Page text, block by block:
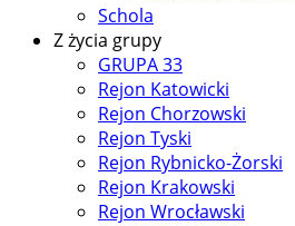
Schola
Z życia grupy
GRUPA 33
Rejon Katowicki
Rejon Chorzowski
Rejon Tyski
Rejon Rybnicko-Żorski
Rejon Krakowski
Rejon Wrocławski